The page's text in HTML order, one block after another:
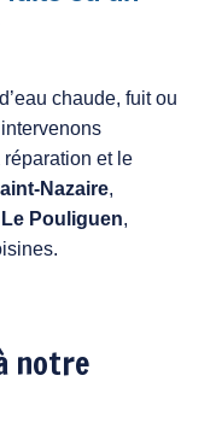
chaude, fuit ou
et le
Nazaire,
Le Pouliguen,
notre